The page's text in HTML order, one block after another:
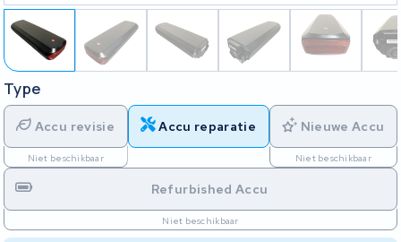
Type
Accu revisie
Niet beschikbaar
Accu reparatie Nieuwe Accu
Niet beschikbaar
Refurbished Accu
Niet beschikbaar